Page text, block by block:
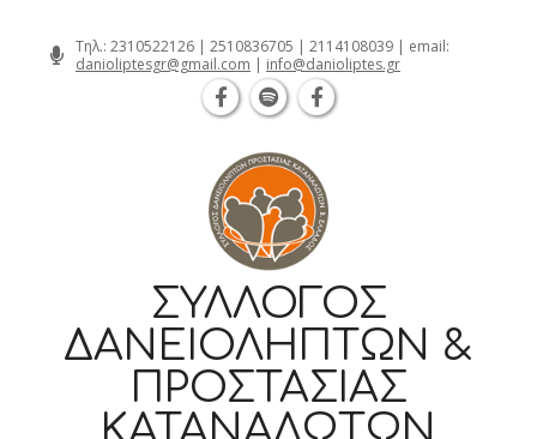
Τηλ.: 2310522126 | 2510836705 | 2114108039 | email:
danioliptesgr@gmail.com | info@danioliptes.gr
ΣΎΛΛΟΓΟΣ
ΔΑΝΕΙΟΛΗΠΤΏΝ &
ΠΡΟΣΤΑΣΊΑΣ